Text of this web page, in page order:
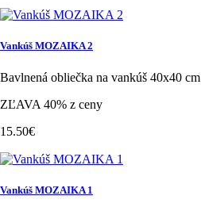
Vankúš MOZAIKA 2
Bavlnená obliečka na vankúš 40x40 cm
ZĽAVA 40% z ceny
15.50€
Vankúš MOZAIKA 1